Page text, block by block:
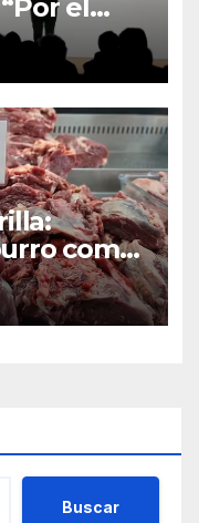
el
como
y genera
Buscar